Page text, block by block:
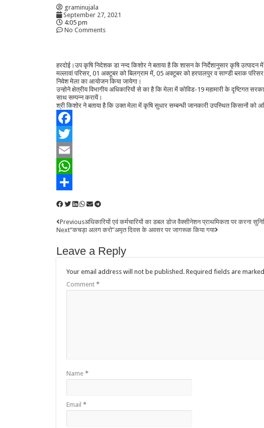
graminujala
September 27, 2021
4:05 pm
No Comments
हरदोई।उप कृषि निदेशक डा नन्द किशोर ने बताया है कि शासन के निर्देशानुसार कृषि
मल्लावां परिसर, 01 अक्टूबर को बिलग्राम में, 05 अक्टूबर को हरपालपुर व साण्डी ब्लाक
निवेश मेला का आयोजन किया जायेगा।
उन्होने क्षेत्रीय विभागीय अधिकारियों से का है कि मेला में कोविड-19 महामारी के दृष्टिगत
साथ सम्पन्न करायें।
श्री किशोर ने बताया है कि उक्त मेला में कृषि सुधार सम्बन्धी जानकारी उपस्थित किसानों को
Facebook
Twitter
Email
WhatsApp
Previousअधिकारियों एवं कर्मचारियों का डबल डोज वैक्सीनेशन प्राथमिकता पर करना
Next“कचड़ा अलग करो”अमृत दिवस के अवसर पर जागरूक किया गया
Leave a Reply
Your email address will not be published. Required fields are marked
Comment *
Name *
Email *